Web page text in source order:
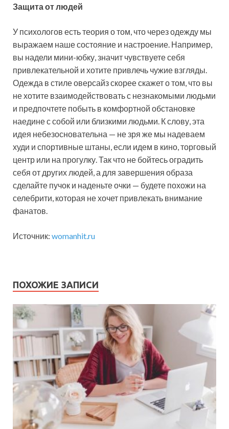
Защита от людей
У психологов есть теория о том, что через одежду мы
выражаем наше состояние и настроение. Например,
вы надели мини-юбку, значит чувствуете себя
привлекательной и хотите привлечь чужие взгляды.
Одежда в стиле оверсайз скорее скажет о том, что вы
не хотите взаимодействовать с незнакомыми людьми
и предпочтете побыть в комфортной обстановке
наедине с собой или близкими людьми. К слову, эта
идея небезосновательна — не зря же мы надеваем
худи и спортивные штаны, если идем в кино, торговый
центр или на прогулку. Так что не бойтесь оградить
себя от других людей, а для завершения образа
сделайте пучок и наденьте очки — будете похожи на
селебрити, которая не хочет привлекать внимание
фанатов.
Источник: womanhit.ru
ПОХОЖИЕ ЗАПИСИ